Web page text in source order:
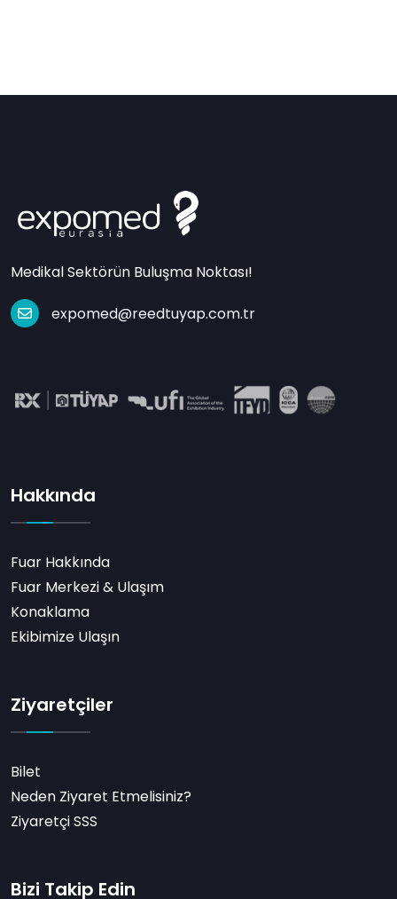
Medikal Sektörün Buluşma Noktası!
expomed@reedtuyap.com.tr
Hakkında
Fuar Hakkında
Fuar Merkezi & Ulaşım
Konaklama
Ekibimize Ulaşın
Ziyaretçiler
Bilet
Neden Ziyaret Etmelisiniz?
Ziyaretçi SSS
Bizi Takip Edin